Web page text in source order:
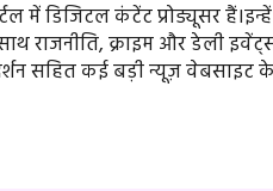
में डिजिटल कंटेंट प्रोड्यूसर
राजनीति, क्राइम और डेली
सहित कई बड़ी न्यूज़